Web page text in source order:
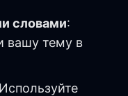
словами:
вашу тему в